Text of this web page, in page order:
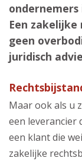
Een
geen
juridisch
Maar ook als u
een leverancier
een klant die
zakelijke